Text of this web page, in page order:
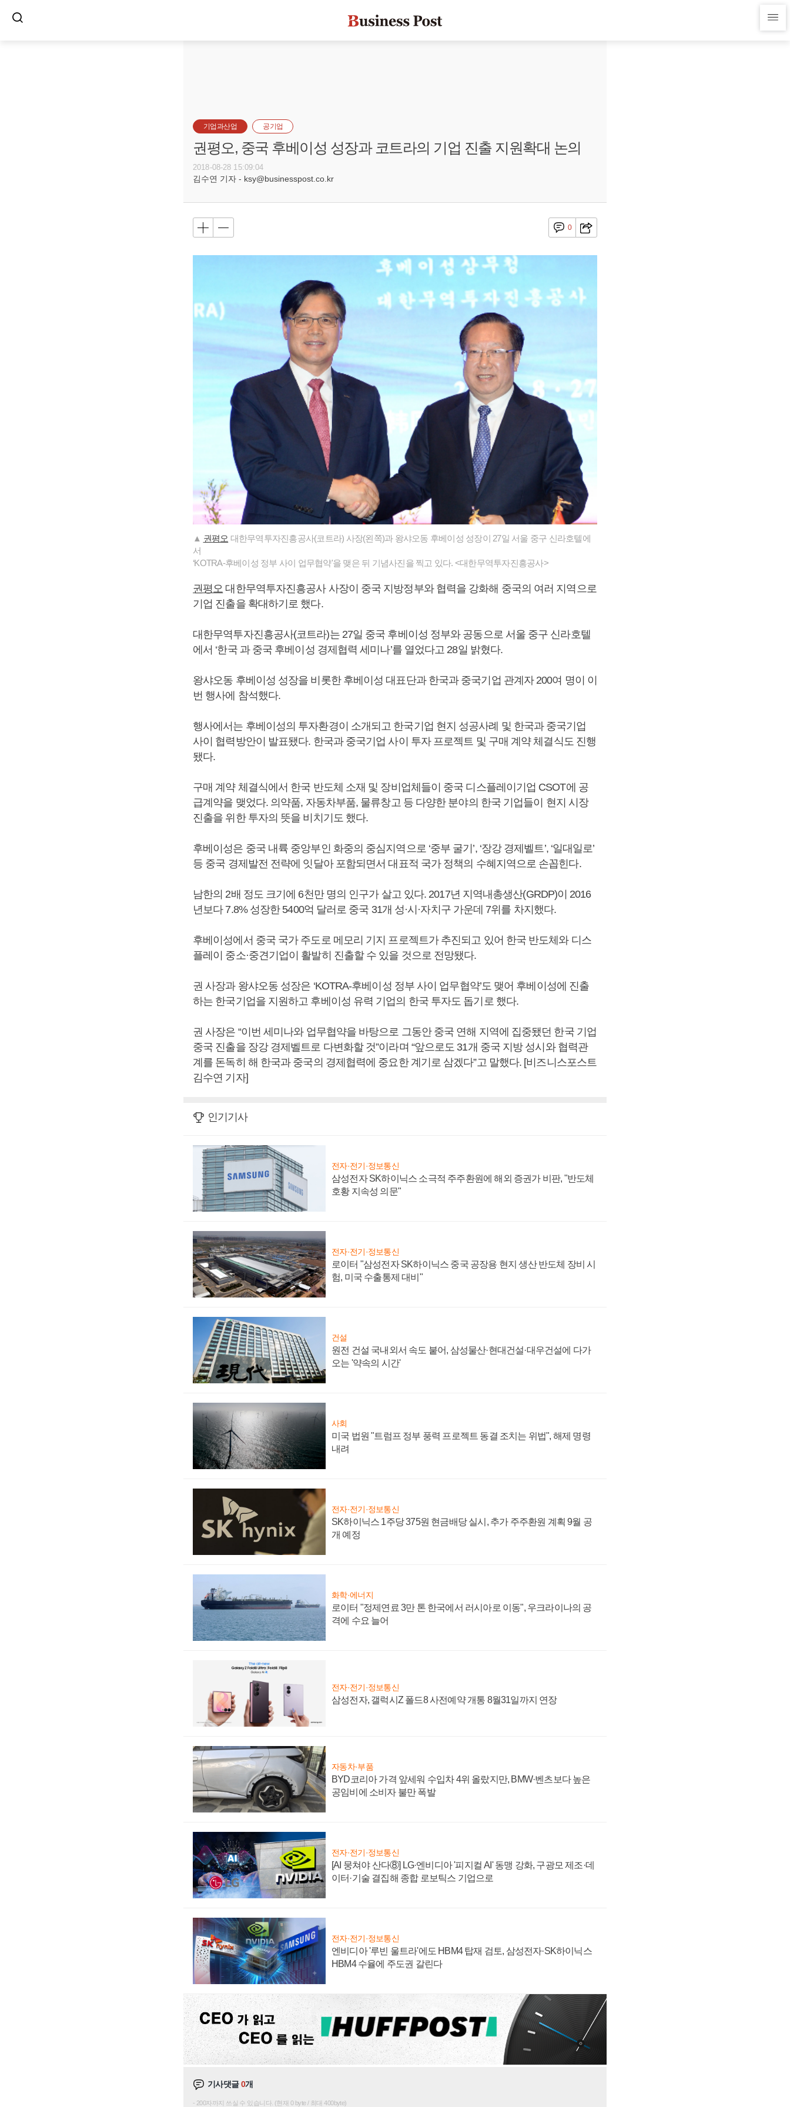
기업과산업 공기업
권평오, 중국 후베이성 성장과 코트라의 기업 진출 지원확대 논의
2018-08-28 15:09:04
김수연 기자 - ksy@businesspost.co.kr
0
▲ 권평오 대한무역투자진흥공사(코트라) 사장(왼쪽)과 왕샤오동 후베이성 성장이 27일 서울 중구 신라호텔에
서
‘KOTRA-후베이성 정부 사이 업무협약'을 맺은 뒤 기념사진을 찍고 있다. <대한무역투자진흥공사>
권평오 대한무역투자진흥공사 사장이 중국 지방정부와 협력을 강화해 중국의 여러 지역으로
기업 진출을 확대하기로 했다.
대한무역투자진흥공사(코트라)는 27일 중국 후베이성 정부와 공동으로 서울 중구 신라호텔
에서 ‘한국 과 중국 후베이성 경제협력 세미나’를 열었다고 28일 밝혔다.
왕샤오동 후베이성 성장을 비롯한 후베이성 대표단과 한국과 중국기업 관계자 200여 명이 이
번 행사에 참석했다.
행사에서는 후베이성의 투자환경이 소개되고 한국기업 현지 성공사례 및 한국과 중국기업
사이 협력방안이 발표됐다. 한국과 중국기업 사이 투자 프로젝트 및 구매 계약 체결식도 진행
됐다.
구매 계약 체결식에서 한국 반도체 소재 및 장비업체들이 중국 디스플레이기업 CSOT에 공
급계약을 맺었다. 의약품, 자동차부품, 물류창고 등 다양한 분야의 한국 기업들이 현지 시장
진출을 위한 투자의 뜻을 비치기도 했다.
후베이성은 중국 내륙 중앙부인 화중의 중심지역으로 ‘중부 굴기’, ‘장강 경제벨트’, ‘일대일로’
등 중국 경제발전 전략에 잇달아 포함되면서 대표적 국가 정책의 수혜지역으로 손꼽힌다.
남한의 2배 정도 크기에 6천만 명의 인구가 살고 있다. 2017년 지역내총생산(GRDP)이 2016
년보다 7.8% 성장한 5400억 달러로 중국 31개 성·시·자치구 가운데 7위를 차지했다.
후베이성에서 중국 국가 주도로 메모리 기지 프로젝트가 추진되고 있어 한국 반도체와 디스
플레이 중소·중견기업이 활발히 진출할 수 있을 것으로 전망됐다.
권 사장과 왕샤오동 성장은 ‘KOTRA-후베이성 정부 사이 업무협약’도 맺어 후베이성에 진출
하는 한국기업을 지원하고 후베이성 유력 기업의 한국 투자도 돕기로 했다.
권 사장은 “이번 세미나와 업무협약을 바탕으로 그동안 중국 연해 지역에 집중됐던 한국 기업
중국 진출을 장강 경제벨트로 다변화할 것”이라며 “앞으로도 31개 중국 지방 성시와 협력관
계를 돈독히 해 한국과 중국의 경제협력에 중요한 계기로 삼겠다”고 말했다. [비즈니스포스트
김수연 기자]
인기기사
전자·전기·정보통신
삼성전자 SK하이닉스 소극적 주주환원에 해외 증권가 비판, "반도체
호황 지속성 의문"
전자·전기·정보통신
로이터 "삼성전자 SK하이닉스 중국 공장용 현지 생산 반도체 장비 시
험, 미국 수출통제 대비"
건설
원전 건설 국내외서 속도 붙어, 삼성물산·현대건설·대우건설에 다가
오는 '약속의 시간'
사회
미국 법원 "트럼프 정부 풍력 프로젝트 동결 조치는 위법", 해제 명령
내려
전자·전기·정보통신
SK하이닉스 1주당 375원 현금배당 실시, 추가 주주환원 계획 9월 공
개 예정
화학·에너지
로이터 "정제연료 3만 톤 한국에서 러시아로 이동", 우크라이나의 공
격에 수요 늘어
전자·전기·정보통신
삼성전자, 갤럭시Z 폴드8 사전예약 개통 8월31일까지 연장
자동차·부품
BYD코리아 가격 앞세워 수입차 4위 올랐지만, BMW·벤츠보다 높은
공임비에 소비자 불만 폭발
전자·전기·정보통신
[AI 뭉쳐야 산다⑧] LG·엔비디아 '피지컬 AI' 동맹 강화, 구광모 제조·데
이터·기술 결집해 종합 로보틱스 기업으로
전자·전기·정보통신
엔비디아 '루빈 울트라'에도 HBM4 탑재 검토, 삼성전자·SK하이닉스
HBM4 수율에 주도권 갈린다
기사댓글0개
200자까지 쓰실 수 있습니다. (현재 0 byte / 최대 400byte)